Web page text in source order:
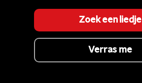
Zoek een liedje
Verras me